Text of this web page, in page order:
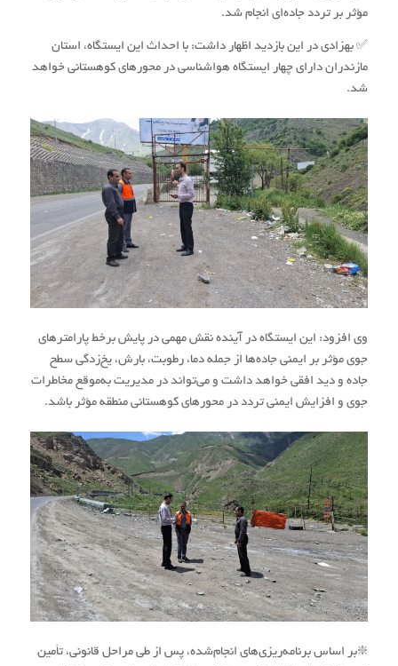
مؤثر بر تردد جاده‌ای انجام شد.
✅ بهزادی در این بازدید اظهار داشت: با احداث این ایستگاه، استان
مازندران دارای چهار ایستگاه هواشناسی در محورهای کوهستانی خواهد
شد.
وی افزود: این ایستگاه در آینده نقش مهمی در پایش برخط پارامترهای
جوی مؤثر بر ایمنی جاده‌ها از جمله دما، رطوبت، بارش، یخ‌زدگی سطح
جاده و دید افقی خواهد داشت و می‌تواند در مدیریت به‌موقع مخاطرات
جوی و افزایش ایمنی تردد در محورهای کوهستانی منطقه مؤثر باشد.
❇️بر اساس برنامه‌ریزی‌های انجام‌شده، پس از طی مراحل قانونی، تأمین